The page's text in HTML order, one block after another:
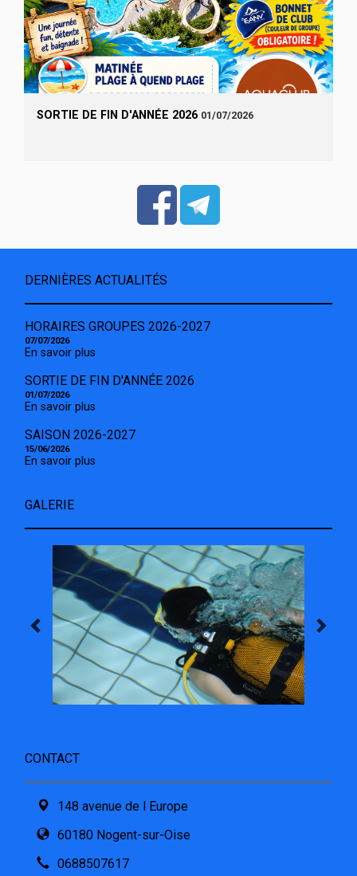
SORTIE DE FIN D'ANNÉE 2026 01/07/2026
DERNIÈRES ACTUALITÉS
HORAIRES GROUPES 2026-2027
07/07/2026
En savoir plus
SORTIE DE FIN D'ANNÉE 2026
01/07/2026
En savoir plus
SAISON 2026-2027
15/06/2026
En savoir plus
GALERIE
CONTACT
148 avenue de l Europe
60180 Nogent-sur-Oise
0688507617